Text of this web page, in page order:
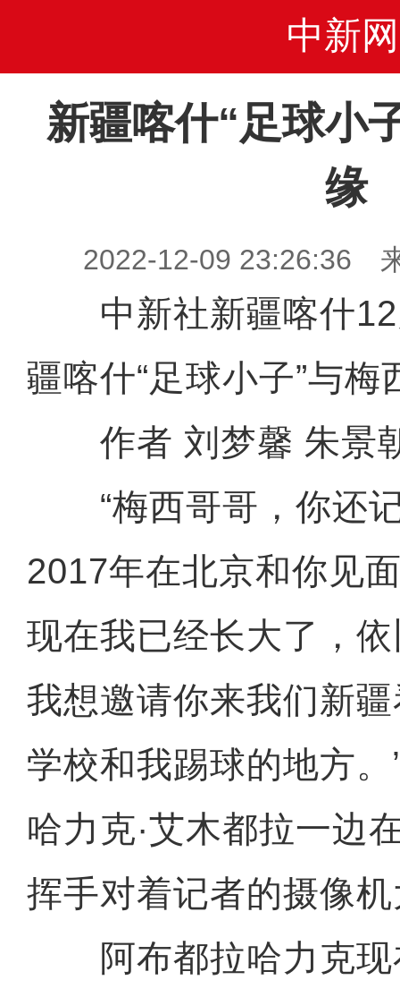
中新网
新疆喀什“足球小
缘
2022-12-09 23:26:36
中新社新疆喀什12
疆喀什“足球小子”与梅
作者 刘梦馨 朱景
“梅西哥哥，你还记
2017年在北京和你见
现在我已经长大了，
我想邀请你来我们新
学校和我踢球的地方
哈力克·艾木都拉一边
挥手对着记者的摄像
阿布都拉哈力克现